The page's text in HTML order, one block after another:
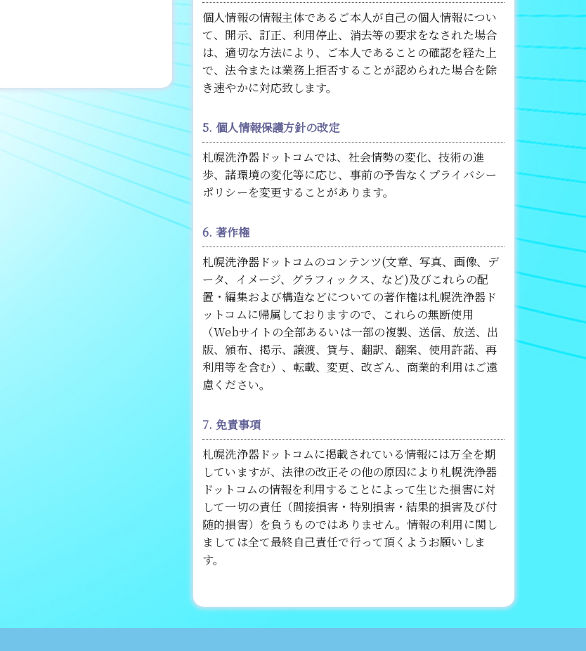
個人情報の情報主体であるご本人が自己の個人情報につい
て、開示、訂正、利用停止、消去等の要求をなされた場合
は、適切な方法により、ご本人であることの確認を経た上
で、法令または業務上拒否することが認められた場合を除
き速やかに対応致します。
5. 個人情報保護方針の改定
札幌洗浄器ドットコムでは、社会情勢の変化、技術の進
歩、諸環境の変化等に応じ、事前の予告なくプライバシー
ポリシーを変更することがあります。
6. 著作権
札幌洗浄器ドットコムのコンテンツ(文章、写真、画像、デ
ータ、イメージ、グラフィックス、など)及びこれらの配
置・編集および構造などについての著作権は札幌洗浄器ド
ットコムに帰属しておりますので、これらの無断使用
（Webサイトの全部あるいは一部の複製、送信、放送、出
版、頒布、掲示、譲渡、貸与、翻訳、翻案、使用許諾、再
利用等を含む）、転載、変更、改ざん、商業的利用はご遠
慮ください。
7. 免責事項
札幌洗浄器ドットコムに掲載されている情報には万全を期
していますが、法律の改正その他の原因により札幌洗浄器
ドットコムの情報を利用することによって生じた損害に対
して一切の責任（間接損害・特別損害・結果的損害及び付
随的損害）を負うものではありません。情報の利用に関し
ましては全て最終自己責任で行って頂くようお願いしま
す。